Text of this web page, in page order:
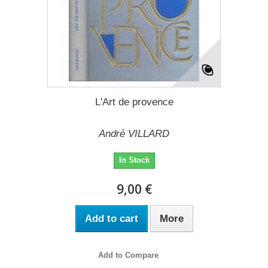
L'Art de provence
André VILLARD
In Stock
9,00 €
Add to cart More
Add to Compare